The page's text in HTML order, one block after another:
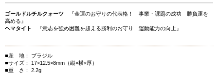
ゴールドルチルクォーツ 『金運のお守りの代表格！ 事業・課題の成功 勝負運を
高める』
ヘマタイト
『意志を強め困難を超える勝利のお守り 運動能力の向上』
■産 地： ブラジル
■サイズ： 17×12.5×8mm（縦×横×厚）
■重 さ： 2.2g